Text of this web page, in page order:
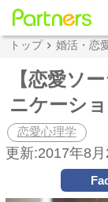
トップ 婚活・恋
【恋愛ソ
ニケーシ
恋愛心理学
更新:2017年8